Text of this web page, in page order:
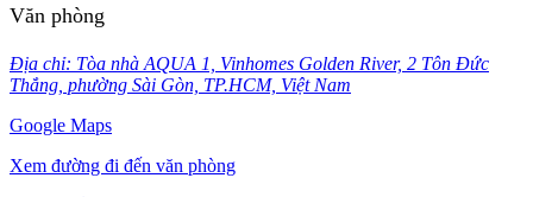
Văn phòng
Địa chỉ: Tòa nhà AQUA 1, Vinhomes Golden River, 2 Tôn Đức
Thắng, phường Sài Gòn, TP.HCM, Việt Nam
Google Maps
Xem đường đi đến văn phòng